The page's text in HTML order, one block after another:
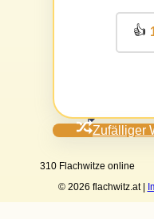
👍
Zufälliger
310 Flachwitze online
© 2026 flachwitz.at |